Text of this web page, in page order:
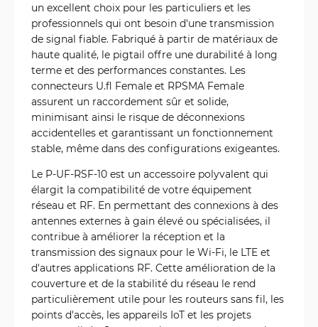
un excellent choix pour les particuliers et les
professionnels qui ont besoin d'une transmission
de signal fiable. Fabriqué à partir de matériaux de
haute qualité, le pigtail offre une durabilité à long
terme et des performances constantes. Les
connecteurs U.fl Female et RPSMA Female
assurent un raccordement sûr et solide,
minimisant ainsi le risque de déconnexions
accidentelles et garantissant un fonctionnement
stable, même dans des configurations exigeantes.
Le P-UF-RSF-10 est un accessoire polyvalent qui
élargit la compatibilité de votre équipement
réseau et RF. En permettant des connexions à des
antennes externes à gain élevé ou spécialisées, il
contribue à améliorer la réception et la
transmission des signaux pour le Wi-Fi, le LTE et
d'autres applications RF. Cette amélioration de la
couverture et de la stabilité du réseau le rend
particulièrement utile pour les routeurs sans fil, les
points d'accès, les appareils IoT et les projets